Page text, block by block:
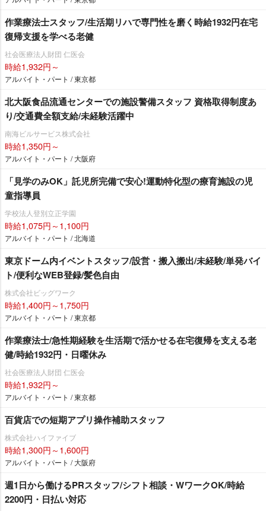
作業療法士スタッフ/生活期リハで専門性を磨く時給1932円在宅
復帰支援を学べる老健
社会医療法人財団 仁医会
時給1,932円～
アルバイト・パート / 東京都
北大阪食品流通センターでの施設警備スタッフ 資格取得制度あ
り/交通費全額支給/未経験活躍中
南海ビルサービス株式会社
時給1,350円～
アルバイト・パート / 大阪府
「見学のみOK」託児所完備で安心!運動特化型の療育施設の児
童指導員
学校法人登別立正学園
時給1,075円～1,100円
アルバイト・パート / 北海道
東京ドーム内イベントスタッフ/設営・搬入搬出/未経験/単発バイ
ト/便利なWEB登録/髪色自由
株式会社ビッグワーク
時給1,400円～1,750円
アルバイト・パート / 東京都
作業療法士/急性期経験を生活期で活かせる在宅復帰を支える老
健/時給1932円・日曜休み
社会医療法人財団 仁医会
時給1,932円～
アルバイト・パート / 東京都
百貨店での短期アプリ操作補助スタッフ
株式会社ハイファイブ
時給1,300円～1,600円
アルバイト・パート / 大阪府
週1日から働けるPRスタッフ/シフト相談・WワークOK/時給
2200円・日払い対応